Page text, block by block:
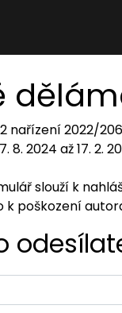
2 nařízení 2022/
8. 2024 až 17. 2.
slouží k
poškození